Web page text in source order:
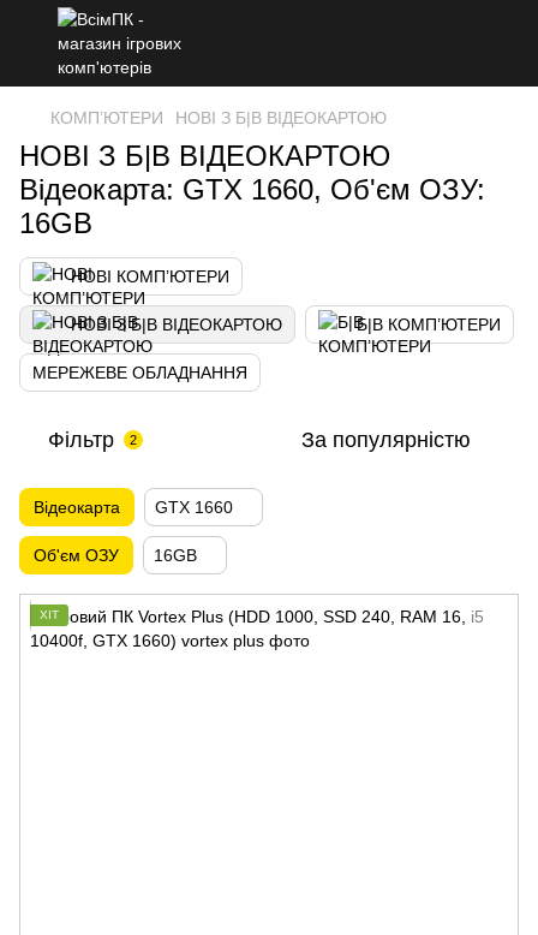
КОМП’ЮТЕРИ НОВІ З Б|В ВІДЕОКАРТОЮ
НОВІ З Б|В ВІДЕОКАРТОЮ
Відеокарта: GTX 1660, Об'єм ОЗУ:
16GB
НОВІ КОМП’ЮТЕРИ
НОВІ З Б|В ВІДЕОКАРТОЮ Б|В КОМП’ЮТЕРИ
МЕРЕЖЕВЕ ОБЛАДНАННЯ
Фільтр 2 За популярністю
Відеокарта GTX 1660
Об'єм ОЗУ 16GB
ХІТ